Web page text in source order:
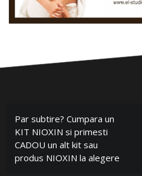
Par subtire? Cumpara un
KIT NIOXIN si primesti
CADOU un alt kit sau
produs NIOXIN la alegere